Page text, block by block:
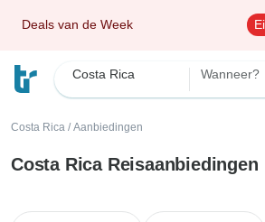
Deals van de Week
Costa Rica Wanneer?
Costa Rica / Aanbiedingen
Costa Rica Reisaanbiedingen